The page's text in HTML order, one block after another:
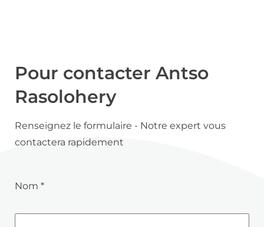
Pour contacter Antso
Rasolohery
Renseignez le formulaire - Notre expert vous
contactera rapidement
Nom *